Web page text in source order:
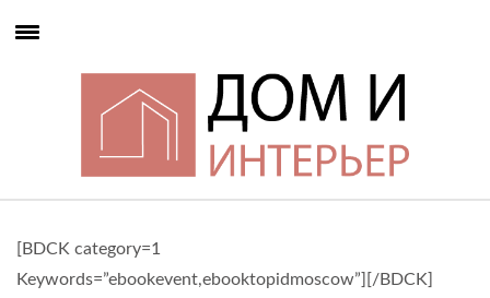
[BDCK category=1
Keywords=”ebookevent,ebooktopidmoscow”][/BDCK]